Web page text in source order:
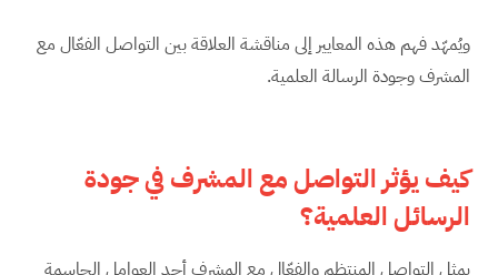
ويُمهّد فهم هذه المعايير إلى مناقشة العلاقة بين التواصل الفعّال مع
المشرف وجودة الرسالة العلمية.
كيف يؤثر التواصل مع المشرف في جودة
الرسائل العلمية؟
يمثل التواصل المنتظم والفعّال مع المشرف أحد العوامل الحاسمة